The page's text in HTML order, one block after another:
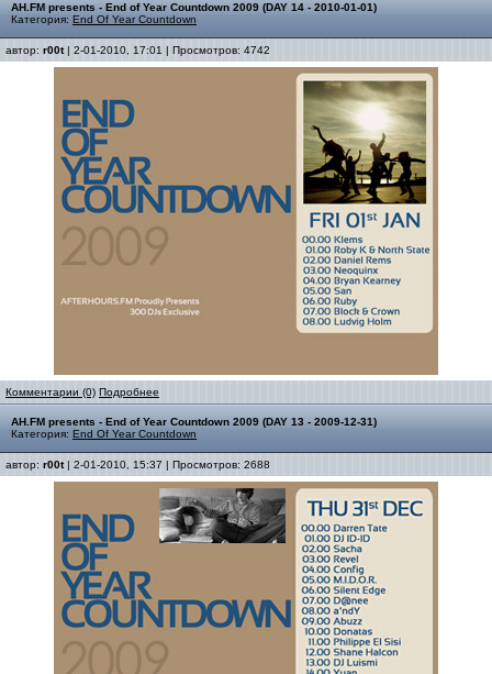
AH.FM presents - End of Year Countdown 2009 (DAY 14 - 2010-01-01)
Категория: End Of Year Countdown
автор: r00t| 2-01-2010, 17:01 | Просмотров: 4742
Комментарии (0) Подробнее
AH.FM presents - End of Year Countdown 2009 (DAY 13 - 2009-12-31)
Категория: End Of Year Countdown
автор: r00t| 2-01-2010, 15:37 | Просмотров: 2688